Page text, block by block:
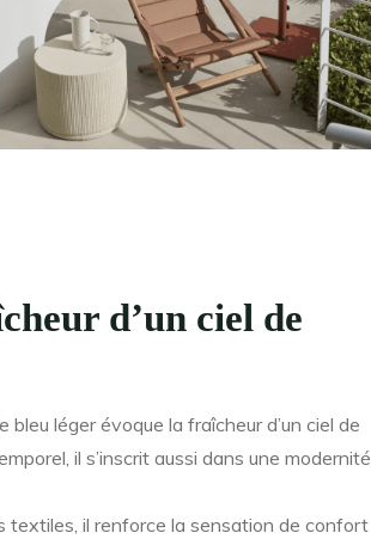
d’un ciel de
bleu léger évoque la fraîcheur d’un ciel de
il s’inscrit aussi dans une modernité
textiles, il renforce la sensation de confort